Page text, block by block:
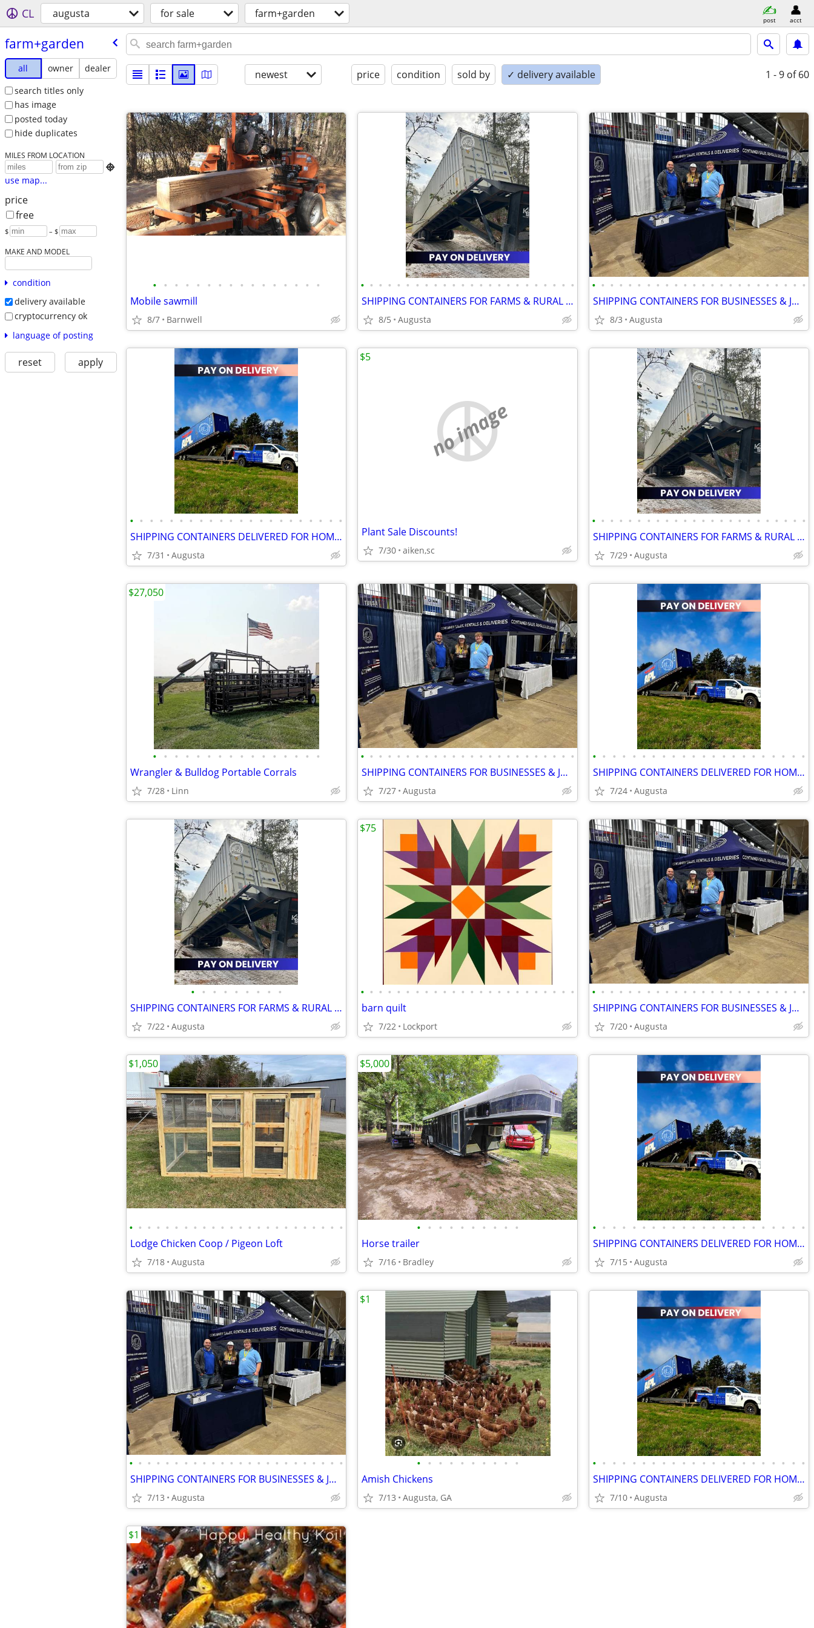
CL augusta for sale farm+garden post acct
farm+garden
all owner
dealer
search titles only
has image
posted today
hide duplicates
MILES FROM LOCATION

use map...
price
free
$ – $
MAKE AND MODEL
condition
delivery available
cryptocurrency ok
language of posting
reset apply
newest price condition sold by ✓ delivery available 1 - 9 of 60
• • • • • • • • • • • • • • • •
Mobile sawmill
8/7 Barnwell
• • • • • • • • • • • • • • • • • • • • • • • •
SHIPPING CONTAINERS FOR FARMS & RURAL PROPERTIES 470-824-8384
8/5 Augusta
• • • • • • • • • • • • • • • • • • • • • • • •
SHIPPING CONTAINERS FOR BUSINESSES & JOB SITES 470-824-8384
8/3 Augusta
• • • • • • • • • • • • • • • • • • • • • •
SHIPPING CONTAINERS DELIVERED FOR HOME STORAGE 470-824-8384
7/31 Augusta
no image
Plant Sale Discounts!
7/30 aiken,sc
$5
• • • • • • • • • • • • • • • • • • • • • • • •
SHIPPING CONTAINERS FOR FARMS & RURAL PROPERTIES 470-824-8384
7/29 Augusta
• • • • • • • • • • • • • • • •
Wrangler & Bulldog Portable Corrals
7/28 Linn
$27,050
• • • • • • • • • • • • • • • • • • • • • • • •
SHIPPING CONTAINERS FOR BUSINESSES & JOB SITES 470-824-8384
7/27 Augusta
• • • • • • • • • • • • • • • • • • • • • •
SHIPPING CONTAINERS DELIVERED FOR HOME STORAGE 470-824-8384
7/24 Augusta
• • • • • • • • •
SHIPPING CONTAINERS FOR FARMS & RURAL PROPERTIES (385) 446-6148
7/22 Augusta
• • • • • • • • • • • • • • • • • • • • • • • •
barn quilt
7/22 Lockport
$75
• • • • • • • • • • • • • • • • • • • • • • • •
SHIPPING CONTAINERS FOR BUSINESSES & JOB SITES (385) 446-6148
7/20 Augusta
• • • • • • • • • • • • • • • • • • • • • • • •
Lodge Chicken Coop / Pigeon Loft
7/18 Augusta
$1,050
• • • • • • • • • •
Horse trailer
7/16 Bradley
$5,000
• • • • • • • • • • • • • • • • • • • • • •
SHIPPING CONTAINERS DELIVERED FOR HOME STORAGE (385) 446-6148
7/15 Augusta
• • • • • • • • • • • • • • • • • • • • • • • •
SHIPPING CONTAINERS FOR BUSINESSES & JOB SITES (385) 446-6148
7/13 Augusta
• • • • • • • • • •
Amish Chickens
7/13 Augusta, GA
$1
• • • • • • • • • • • • • • • • • • • • • •
SHIPPING CONTAINERS DELIVERED FOR HOME STORAGE (385) 446-6148
7/10 Augusta
$1